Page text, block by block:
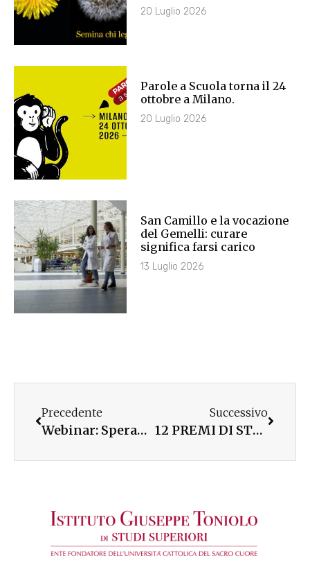
20 Luglio 2026
Parole a Scuola torna il 24
ottobre a Milano.
20 Luglio 2026
San Camillo e la vocazione
del Gemelli: curare
significa farsi carico
13 Luglio 2026
Precedente
Webinar: Speranza e responsabilità vs. individualismo e assertività. La costruzione del bene comune negli anni di Covid-19
Successivo
12 PREMI DI STUDIO INTITOLATI AI FONDATORI UCSC